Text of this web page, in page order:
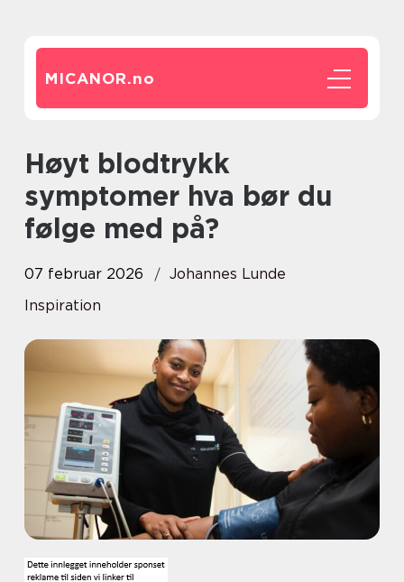
MICANOR.no
Høyt blodtrykk
symptomer hva bør du
følge med på?
07 februar 2026
Johannes Lunde
Inspiration